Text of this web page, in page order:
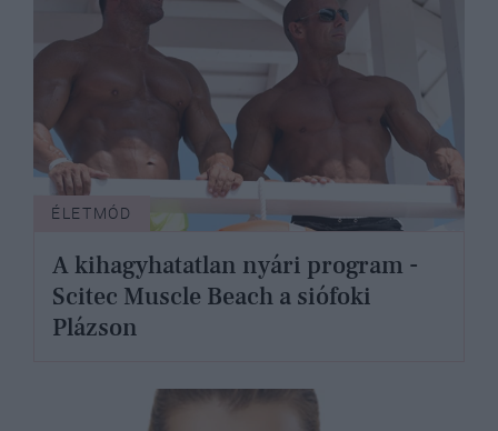
ÉLETMÓD
A kihagyhatatlan nyári program -
Scitec Muscle Beach a siófoki
Plázson